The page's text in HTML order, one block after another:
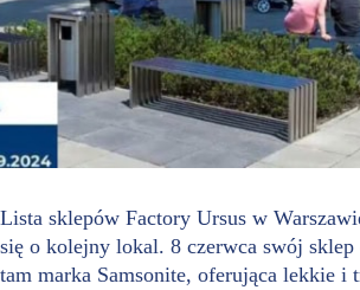
Lista sklepów Factory Ursus w
się o kolejny lokal. 8 czerwca swój sklep
tam marka Samsonite, oferująca lekkie i